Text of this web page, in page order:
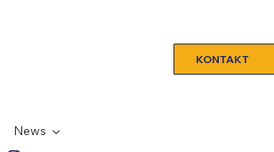
KONTAKT
News